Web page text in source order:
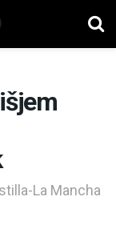
La Mancha